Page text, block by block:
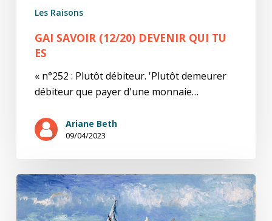
Les Raisons
GAI SAVOIR (12/20) DEVENIR QUI TU
ES
« n°252 : Plutôt débiteur. 'Plutôt demeurer
débiteur que payer d'une monnaie…
Ariane Beth
09/04/2023
Gai
savoir
(11/20)